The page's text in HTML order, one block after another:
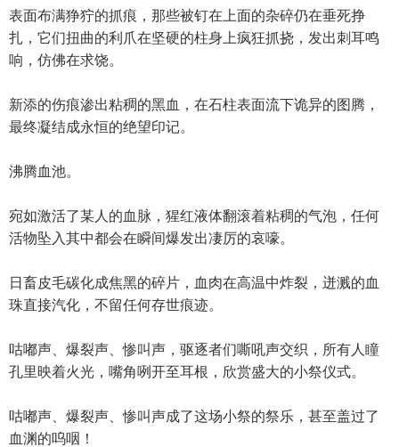
表面布满狰狞的抓痕，那些被钉在上面的杂碎仍在垂死挣
扎，它们扭曲的利爪在坚硬的柱身上疯狂抓挠，发出刺耳鸣
响，仿佛在求饶。
新添的伤痕渗出粘稠的黑血，在石柱表面流下诡异的图腾，
最终凝结成永恒的绝望印记。
沸腾血池。
宛如激活了某人的血脉，猩红液体翻滚着粘稠的气泡，任何
活物坠入其中都会在瞬间爆发出凄厉的哀嚎。
日畜皮毛碳化成焦黑的碎片，血肉在高温中炸裂，迸溅的血
珠直接汽化，不留任何存世痕迹。
咕嘟声、爆裂声、惨叫声，驱逐者们嘶吼声交织，所有人瞳
孔里映着火光，嘴角咧开至耳根，欣赏盛大的小祭仪式。
咕嘟声、爆裂声、惨叫声成了这场小祭的祭乐，甚至盖过了
血渊的呜咽！